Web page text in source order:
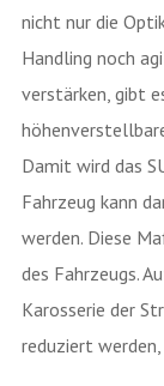
nicht nur die
Handling noch
verstärken, gibt
Damit wird das
Fahrzeug kann
werden. Diese
des Fahrzeugs.
Karosserie der
reduziert